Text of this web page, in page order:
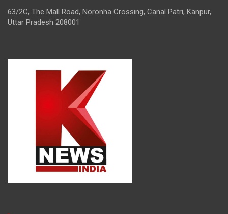
63/2C, The Mall Road, Noronha Crossing, Canal Patri, Kanpur,
Uttar Pradesh 208001